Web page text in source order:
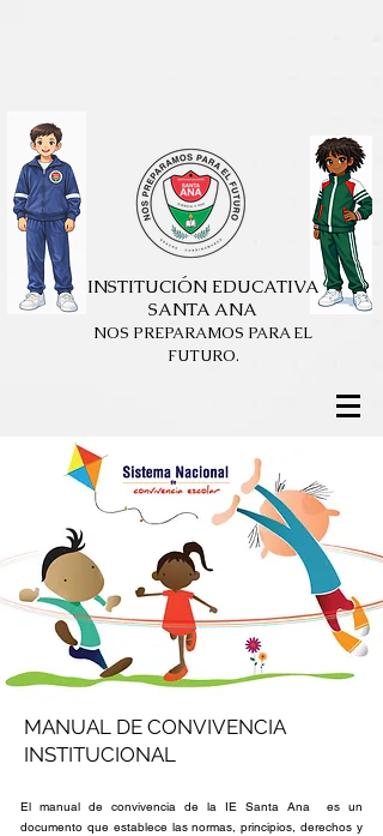
INSTITUCIÓN EDUCATIVA
SANTA ANA
NOS PREPARAMOS PARA EL
FUTURO.
MANUAL DE CONVIVENCIA
INSTITUCIONAL
El manual de convivencia de la IE Santa Ana es un
documento que establece las normas, principios, derechos y